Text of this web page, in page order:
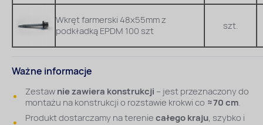
Wkręt farmerski 48x55mm z
podkładką EPDM 100 szt
szt.
Ważne informacje
Zestawnie zawiera konstrukcji – jest przeznaczony do
montażu na konstrukcji o rozstawie krokwi co ≈70 cm.
Produkt dostarczamy na tereniecałego kraju, szybko i